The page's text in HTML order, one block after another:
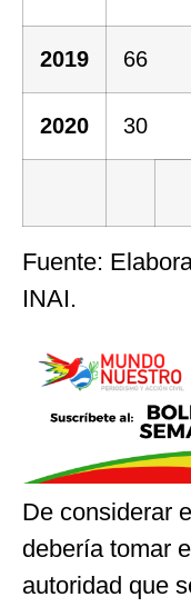
2019 66
2020 30
Fuente:
INAI.
De considerar
debería tomar
autoridad que